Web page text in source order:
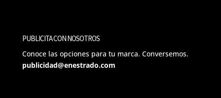
PUBLICITA CON NOSOTROS
Conoce las opciones para tu marca. Conversemos.
publicidad@enestrado.com